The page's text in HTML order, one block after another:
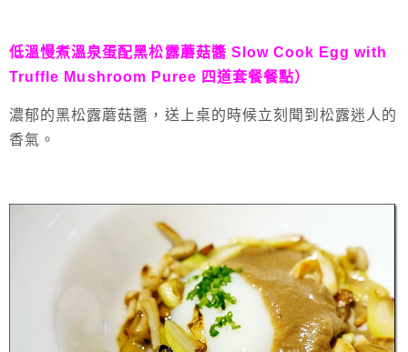
低溫慢煮溫泉蛋配黑松露蘑菇醬 Slow Cook Egg with
Truffle Mushroom Puree 四道套餐餐點）
濃郁的黑松露蘑菇醬，送上桌的時候立刻聞到松露迷人的
香氣。